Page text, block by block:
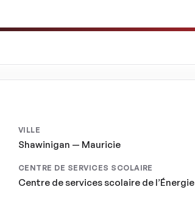
VILLE
Shawinigan — Mauricie
CENTRE DE SERVICES SCOLAIRE
Centre de services scolaire de l’Énergie